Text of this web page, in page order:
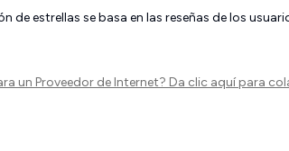
de estrellas se basa en las reseñas de los
un Proveedor de Internet? Da clic aquípara